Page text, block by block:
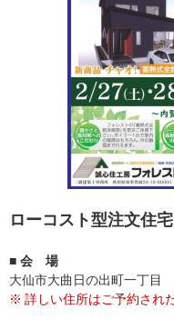
ローコスト型注文住
■ 会 場
大仙市大曲日の出町一丁目
詳しい住所はご予約され